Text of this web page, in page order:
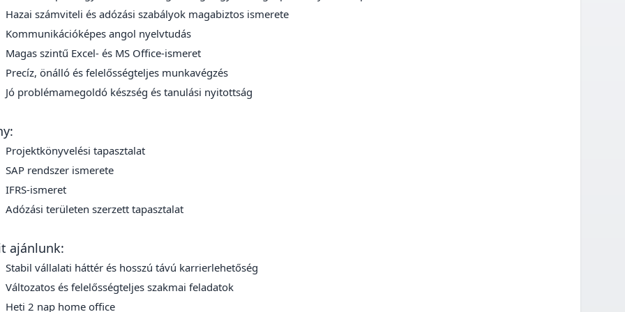
Hazai számviteli és adózási szabályok magabiztos ismerete
Kommunikációképes angol nyelvtudás
Magas szintű Excel- és MS Office-ismeret
Precíz, önálló és felelősségteljes munkavégzés
Jó problémamegoldó készség és tanulási nyitottság
Projektkönyvelési tapasztalat
SAP rendszer ismerete
IFRS-ismeret
Adózási területen szerzett tapasztalat
ajánlunk:
Stabil vállalati háttér és hosszú távú karrierlehetőség
Változatos és felelősségteljes szakmai feladatok
Heti 2 nap home office